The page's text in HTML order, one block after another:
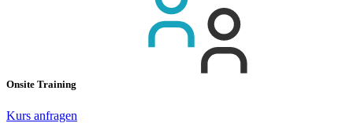
Onsite Training
Kurs anfragen